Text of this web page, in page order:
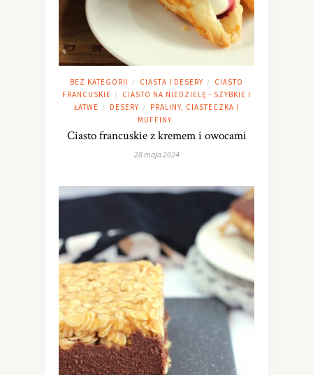
BEZ KATEGORII / CIASTA I DESERY /
CIASTO
FRANCUSKIE /
CIASTO NA NIEDZIELĘ - SZYBKIE I
ŁATWE / DESERY /
PRALINY, CIASTECZKA I
MUFFINY
Ciasto francuskie z kremem i owocami
28 maja 2024